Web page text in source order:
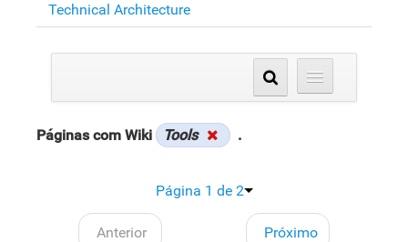
Technical Architecture
Páginas com Wiki Tools .
Página 1 de 2
Anterior Próximo